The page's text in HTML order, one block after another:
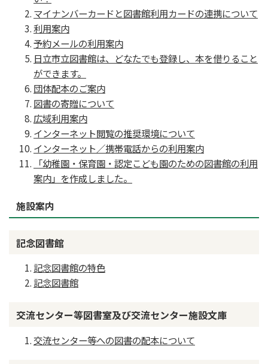
マイナンバーカードと図書館利用カードの連携について
利用案内
予約メールの利用案内
日立市立図書館は、どなたでも登録し、本を借りること
ができます。
団体配本のご案内
図書の寄贈について
広域利用案内
インターネット閲覧の推奨環境について
インターネット／携帯電話からの利用案内
「幼稚園・保育園・認定こども園のための図書館の利用
案内」を作成しました。
施設案内
記念図書館
記念図書館の特色
記念図書館
交流センター等図書室及び交流センター施設文庫
交流センター等への図書の配本について